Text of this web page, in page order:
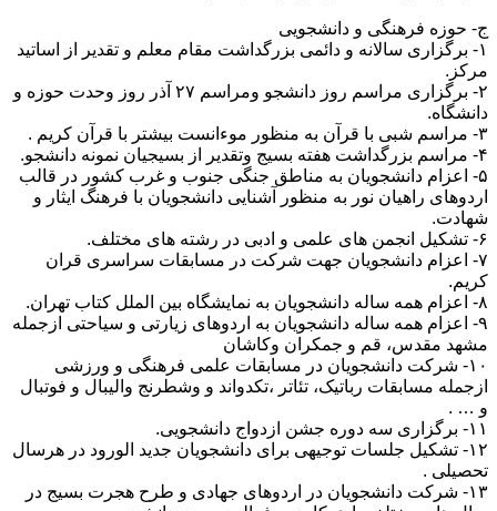
ج‌- حوزه فرهنگی و دانشجویی
۱- برگزاری سالانه و دائمی بزرگداشت مقام معلم و تقدیر از اساتید
مرکز.
۲- برگزاری مراسم روز دانشجو ومراسم ۲۷ آذر روز وحدت حوزه و
دانشگاه.
۳- مراسم شبی با قرآن به منظور موءانست بیشتر با قرآن کریم .
۴- مراسم بزرگداشت هفته بسیج وتقدیر از بسیجیان نمونه دانشجو.
۵- اعزام دانشجویان به مناطق جنگی جنوب و غرب کشور در قالب
اردوهای راهیان نور به منظور آشنایی دانشجویان با فرهنگ ایثار و
شهادت.
۶- تشکیل انجمن های علمی و ادبی در رشته های مختلف.
۷- اعزام دانشجویان جهت شرکت در مسابقات سراسری قران
کریم.
۸- اعزام همه ساله دانشجویان به نمایشگاه بین الملل کتاب تهران.
۹- اعزام همه ساله دانشجویان به اردوهای زیارتی و سیاحتی ازجمله
مشهد مقدس، قم و جمکران وکاشان
۱۰- شرکت دانشجویان در مسابقات علمی فرهنگی و ورزشی
ازجمله مسابقات رباتیک، تئاتر ،تکدواند و وشطرنج والیبال و فوتبال
و … .
۱۱- برگزاری سه دوره جشن ازدواج دانشجویی.
۱۲- تشکیل جلسات توجیهی برای دانشجویان جدید الورود در هرسال
تحصیلی .
۱۳- شرکت دانشجویان در اردوهای جهادی و طرح هجرت بسیج در